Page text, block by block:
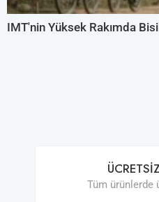
IMT'nin Yüksek Rakımda
Tüm ürünlerde